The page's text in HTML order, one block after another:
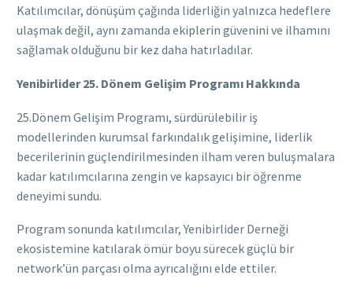
Katılımcılar, dönüşüm çağında liderliğin yalnızca hedeflere
ulaşmak değil, aynı zamanda ekiplerin güvenini ve ilhamını
sağlamak olduğunu bir kez daha hatırladılar.
Yenibirlider 25. Dönem Gelişim Programı Hakkında
25.Dönem Gelişim Programı, sürdürülebilir iş
modellerinden kurumsal farkındalık gelişimine, liderlik
becerilerinin güçlendirilmesinden ilham veren buluşmalara
kadar katılımcılarına zengin ve kapsayıcı bir öğrenme
deneyimi sundu.
Program sonunda katılımcılar, Yenibirlider Derneği
ekosistemine katılarak ömür boyu sürecek güçlü bir
network’ün parçası olma ayrıcalığını elde ettiler.